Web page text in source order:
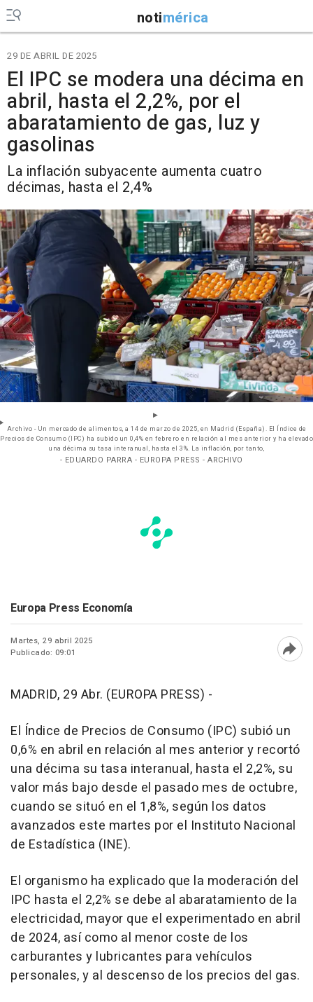
notimérica
29 DE ABRIL DE 2025
El IPC se modera una décima en
abril, hasta el 2,2%, por el
abaratamiento de gas, luz y
gasolinas
La inflación subyacente aumenta cuatro
décimas, hasta el 2,4%
Archivo - Un mercado de alimentos, a 14 de marzo de 2025, en Madrid (España). El Índice de
Precios de Consumo (IPC) ha subido un 0,4% en febrero en relación al mes anterior y ha elevado
una décima su tasa interanual, hasta el 3%. La inflación, por tanto,
- EDUARDO PARRA - EUROPA PRESS - ARCHIVO
Europa Press Economía
Martes, 29 abril 2025
Publicado: 09:01
MADRID, 29 Abr. (EUROPA PRESS) -
El Índice de Precios de Consumo (IPC) subió un
0,6% en abril en relación al mes anterior y recortó
una décima su tasa interanual, hasta el 2,2%, su
valor más bajo desde el pasado mes de octubre,
cuando se situó en el 1,8%, según los datos
avanzados este martes por el Instituto Nacional
de Estadística (INE).
El organismo ha explicado que la moderación del
IPC hasta el 2,2% se debe al abaratamiento de la
electricidad, mayor que el experimentado en abril
de 2024, así como al menor coste de los
carburantes y lubricantes para vehículos
personales, y al descenso de los precios del gas.